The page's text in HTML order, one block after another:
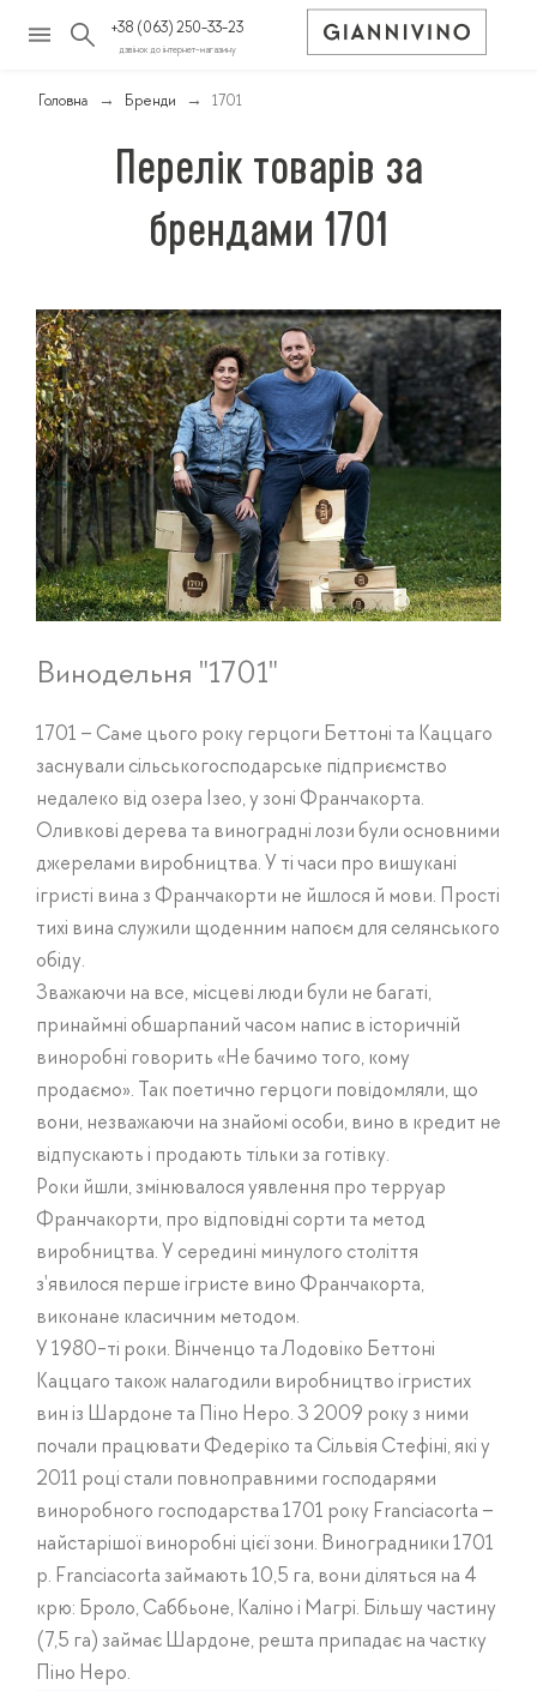
+38 (063) 250-33-23
дзвінок до інтернет-магазину
Головна Бренди 1701
Перелік товарів за
брендами 1701
Винодельня "1701"
1701 – Саме цього року герцоги Беттоні та Каццаго
заснували сільськогосподарське підприємство
недалеко від озера Ізео, у зоні Франчакорта.
Оливкові дерева та виноградні лози були основними
джерелами виробництва. У ті часи про вишукані
ігристі вина з Франчакорти не йшлося й мови. Прості
тихі вина служили щоденним напоєм для селянського
обіду.
Зважаючи на все, місцеві люди були не багаті,
принаймні обшарпаний часом напис в історичній
виноробні говорить «Не бачимо того, кому
продаємо». Так поетично герцоги повідомляли, що
вони, незважаючи на знайомі особи, вино в кредит не
відпускають і продають тільки за готівку.
Роки йшли, змінювалося уявлення про терруар
Франчакорти, про відповідні сорти та метод
виробництва. У середині минулого століття
з'явилося перше ігристе вино Франчакорта,
виконане класичним методом.
У 1980-ті роки. Вінченцо та Лодовіко Беттоні
Каццаго також налагодили виробництво ігристих
вин із Шардоне та Піно Неро. З 2009 року з ними
почали працювати Федеріко та Сільвія Стефіні, які у
2011 році стали повноправними господарями
виноробного господарства 1701 року Franciacorta –
найстарішої виноробні цієї зони. Виноградники 1701
р. Franciacorta займають 10,5 га, вони діляться на 4
крю: Броло, Саббьоне, Каліно і Магрі. Більшу частину
(7,5 га) займає Шардоне, решта припадає на частку
Піно Неро.